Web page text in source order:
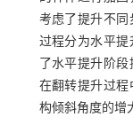
考虑了提升不
过程分为水平提
了水平提升阶
在翻转提升过
构倾斜角度的增